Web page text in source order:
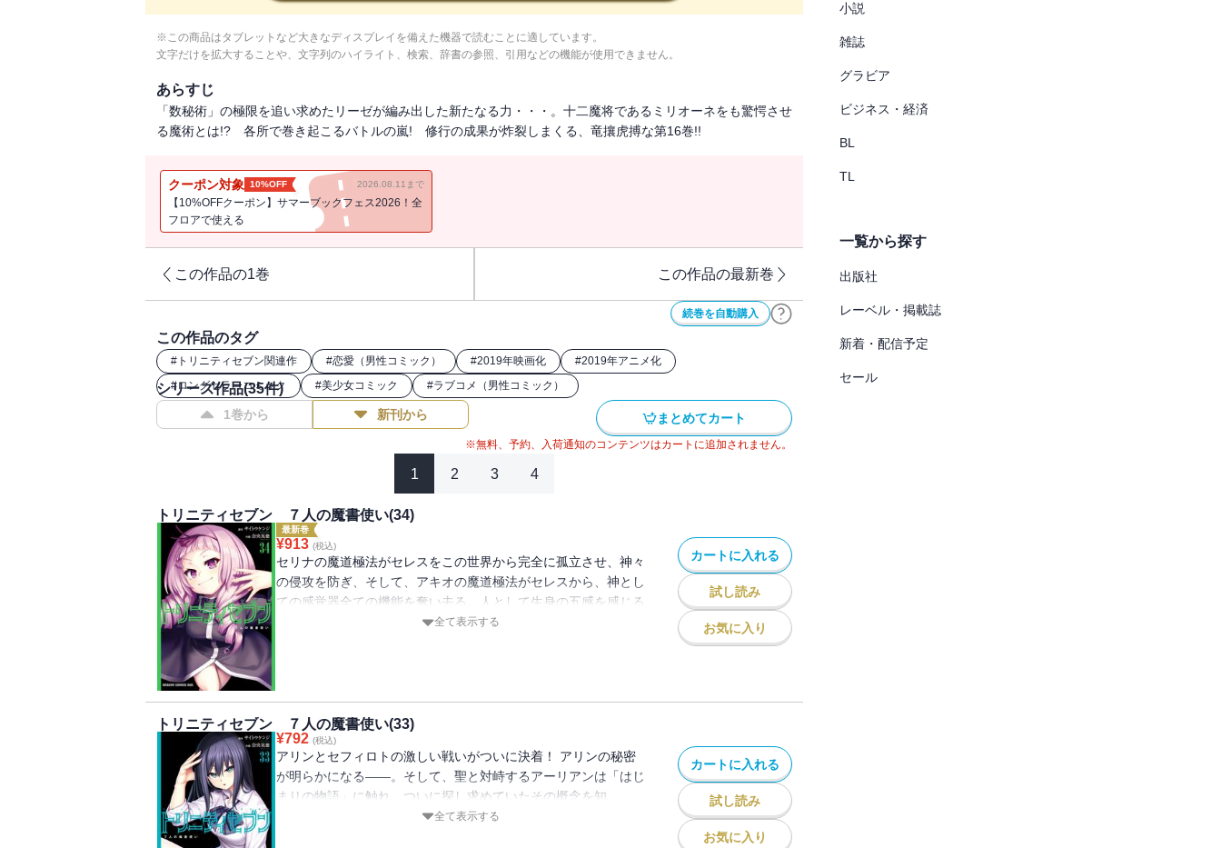
※この商品はタブレットなど大きなディスプレイを備えた機器で読むことに適しています。
文字だけを拡大することや、文字列のハイライト、検索、辞書の参照、引用などの機能が使用できません。
あらすじ
「数秘術」の極限を追い求めたリーゼが編み出した新たなる力・・・。十二魔将であるミリオーネをも驚愕させ
る魔術とは!? 各所で巻き起こるバトルの嵐! 修行の成果が炸裂しまくる、竜攘虎搏な第16巻!!
クーポン対象 10%OFF 2026.08.11まで
【10%OFFクーポン】サマーブックフェス2026！全
フロアで使える
この作品の1巻 この作品の最新巻
続巻を自動購入
この作品のタグ
# トリニティセブン関連作 #恋愛（男性コミック） #2019年映画化 #2019年アニメ化
#ロングセラーコミック #美少女コミック #ラブコメ（男性コミック）
シリーズ作品(35件)
1巻から 新刊から まとめてカート
※無料、予約、入荷通知のコンテンツはカートに追加されません。
1 2 3 4
トリニティセブン ７人の魔書使い(34)
最新巻
¥913 (税込)
セリナの魔道極法がセレスをこの世界から完全に孤立させ、神々
の侵攻を防ぎ、そして、アキオの魔道極法がセレスから、神とし
ての感覚器全ての機能を奪い去る。人として生身の五感を感じる
ことになり、人間の身体へと変わったセレスは、次のフェーズへ
全て表示する
カートに入れる
試し読み
お気に入り
トリニティセブン ７人の魔書使い(33)
¥792 (税込)
アリンとセフィロトの激しい戦いがついに決着！ アリンの秘密
が明らかになる――。そして、聖と対峙するアーリアンは「はじ
まりの物語」に触れ、ついに探し求めていたその概念を知
る・・・。新たな力が新たな光を生み出し、闇もまた新たなフェ
全て表示する
カートに入れる
試し読み
お気に入り
小説
雑誌
グラビア
ビジネス・経済
BL
TL
一覧から探す
出版社
レーベル・掲載誌
新着・配信予定
セール